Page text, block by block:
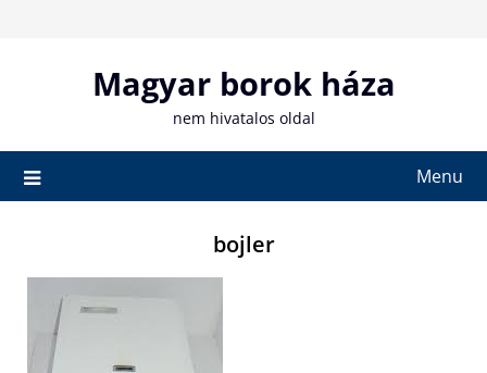
Magyar borok háza
nem hivatalos oldal
Menu
bojler